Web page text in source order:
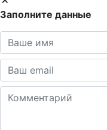
Заполните данные